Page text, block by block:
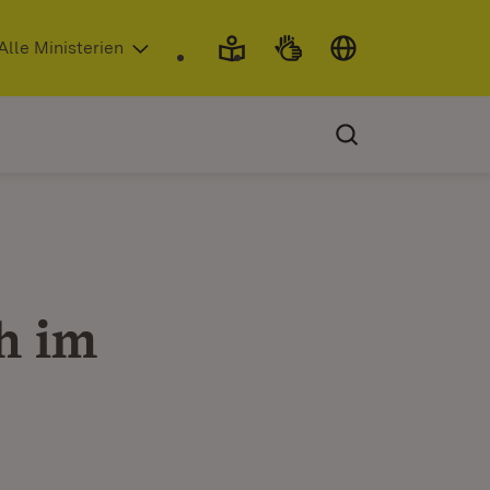
neuem Fenster)
Ministerien
im